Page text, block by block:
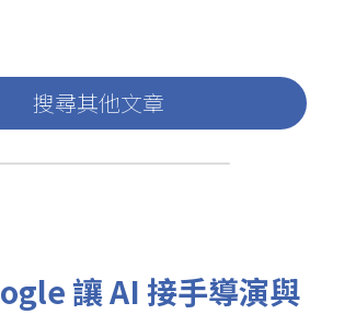
搜尋其他文章
讓 AI 接手導演與